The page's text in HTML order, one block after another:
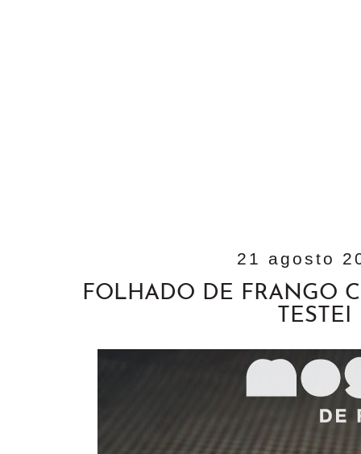
21 agosto
FOLHADO DE FRANGO
TESTEI